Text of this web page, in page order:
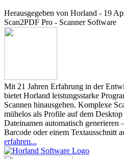
Herausgegeben von Horland - 19
Scan2PDF Pro - Scanner Software
Mit 21 Jahren Erfahrung in der
bietet Horland leistungsstarke
Scannen hinausgehen. Komplexe
mühelos als Profile auf dem
Dateinamen automatisch generieren
Barcode oder einem Textausschnitt
erfahren...